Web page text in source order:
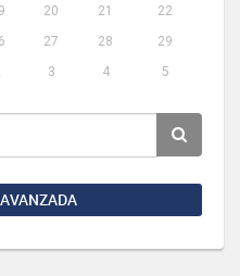
20 21
22
27 28
29
3 4 5